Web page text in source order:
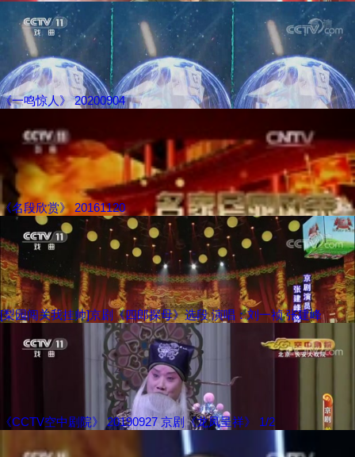
《一鸣惊人》 20200904
《名段欣赏》 20161120
[梨园闯关我挂帅]京剧《四郎探母》选段 演唱：刘一祯 张建峰
《CCTV空中剧院》 20190927 京剧《龙凤呈祥》 1/2